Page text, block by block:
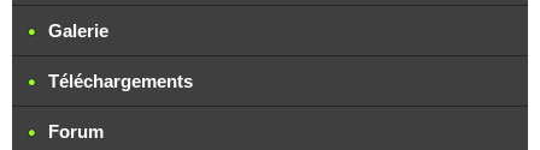
Galerie
Téléchargements
Forum